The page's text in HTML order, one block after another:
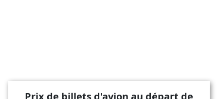
Prix de billets d'avion au départ de